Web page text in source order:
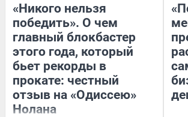
«Никого нельзя
победить». О чем
главный блокбастер
этого года, который
бьет рекорды в
прокате: честный
отзыв на «Одиссею»
Нолана